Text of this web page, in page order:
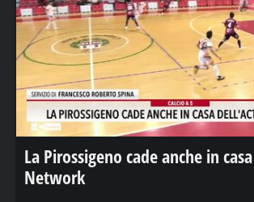
La Pirossigeno cade anche in
Network